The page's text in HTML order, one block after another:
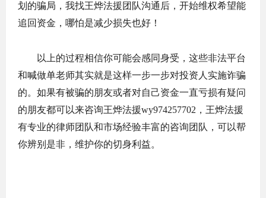
划的骗局，我找王烨法援团队沟通后，开始维权希望能
追回资金，哪怕是减少损失也好！
以上的过程相信你可能会感同身受，这些非法平台
和喊做单老师其实就是这样一步一步对投资人实施诈骗
的。如果有被骗的朋友或者对自己资金一直亏损有疑问
的朋友都可以来咨询王烨法援wy974257702，王烨法援
有专业的律师团队和市场经验丰富的咨询团队，可以帮
你辨别是非，维护你的切身利益。